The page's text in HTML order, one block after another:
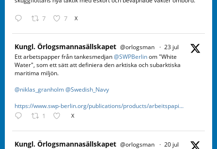
7 7 X
Kungl. Örlogsmannasällskapet @orlogsman · 23 jul
Ett arbetspapper från tankesmedjan@SWPBerlinom "White
Water", som ett sätt att definiera den arktiska och subarktiska
maritima miljön.
@niklas_granholm@Swedish_Navy
https://www.swp-berlin.org/publications/products/arbeitspapi...
1 X
Kungl. Örlogsmannasällskapet @orlogsman · 20 jul